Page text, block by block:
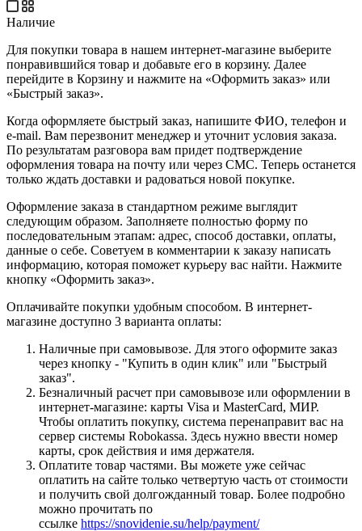
Наличие
Для покупки товара в нашем интернет-магазине выберите
понравившийся товар и добавьте его в корзину. Далее
перейдите в Корзину и нажмите на «Оформить заказ» или
«Быстрый заказ».
Когда оформляете быстрый заказ, напишите ФИО, телефон и
e-mail. Вам перезвонит менеджер и уточнит условия заказа.
По результатам разговора вам придет подтверждение
оформления товара на почту или через СМС. Теперь останется
только ждать доставки и радоваться новой покупке.
Оформление заказа в стандартном режиме выглядит
следующим образом. Заполняете полностью форму по
последовательным этапам: адрес, способ доставки, оплаты,
данные о себе. Советуем в комментарии к заказу написать
информацию, которая поможет курьеру вас найти. Нажмите
кнопку «Оформить заказ».
Оплачивайте покупки удобным способом. В интернет-
магазине доступно 3 варианта оплаты:
Наличные при самовывозе. Для этого оформите заказ
через кнопку - "Купить в один клик" или "Быстрый
заказ".
Безналичный расчет при самовывозе или оформлении в
интернет-магазине: карты Visa и MasterCard, МИР.
Чтобы оплатить покупку, система перенаправит вас на
сервер системы Robokassa. Здесь нужно ввести номер
карты, срок действия и имя держателя.
Оплатите товар частями. Вы можете уже сейчас
оплатить на сайте только четвертую часть от стоимости
и получить свой долгожданный товар. Более подробно
можно прочитать по
ссылке https://snovidenie.su/help/payment/